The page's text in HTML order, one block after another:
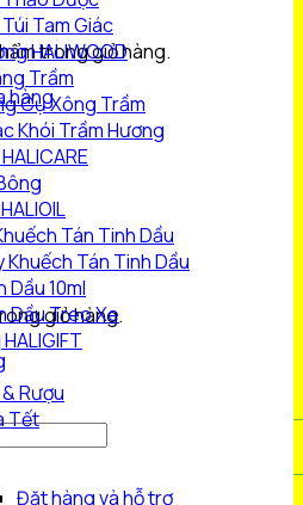
trong giỏ hàng.
hàng
giỏ hàng.
Tam Giác
HALIWOOD
Trầm
Cụ Xông Trầm
Khói Trầm Hương
Tán Tinh Dầu
Khuếch Tán Tinh Dầu
Dầu 10ml
Dầu Treo Xe
Rượu
Tết
Đặt hàng và hỗ trợ